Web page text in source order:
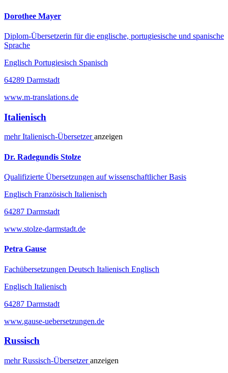
Dorothee Mayer
Diplom-Übersetzerin für die englische, portugiesische und spanische
Sprache
Englisch Portugiesisch Spanisch
64289 Darmstadt
www.m-translations.de
Italienisch
mehrItalienisch-Übersetzeranzeigen
Dr. Radegundis Stolze
Qualifizierte Übersetzungen auf wissenschaftlicher Basis
Englisch Französisch Italienisch
64287 Darmstadt
www.stolze-darmstadt.de
Petra Gause
Fachübersetzungen Deutsch Italienisch Englisch
Englisch Italienisch
64287 Darmstadt
www.gause-uebersetzungen.de
Russisch
mehrRussisch-Übersetzeranzeigen